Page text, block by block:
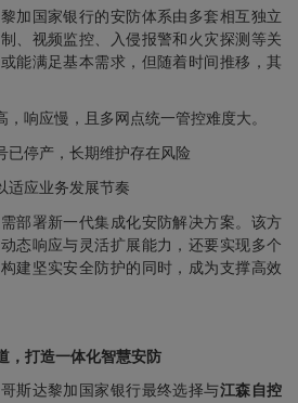
加国家银行的安防体系由多套相互独立
、视频监控、入侵报警和火灾探测等关
能满足基本需求，但随着时间推移，其
，响应慢，且多网点统一管控难度大。
已停产，长期维护存在风险
适应业务发展节奏
部署新一代集成化安防解决方案。该方
态响应与灵活扩展能力，还要实现多个
建坚实安全防护的同时，成为支撑高效
，打造一体化智慧安防
斯达黎加国家银行最终选择与江森自控